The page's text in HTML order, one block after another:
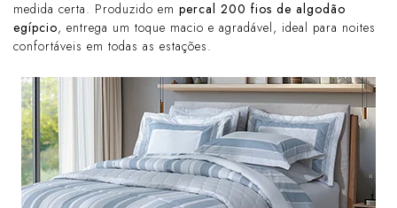
medida certa. Produzido em percal 200 fios de algodão
egípcio, entrega um toque macio e agradável, ideal para noites
confortáveis em todas as estações.